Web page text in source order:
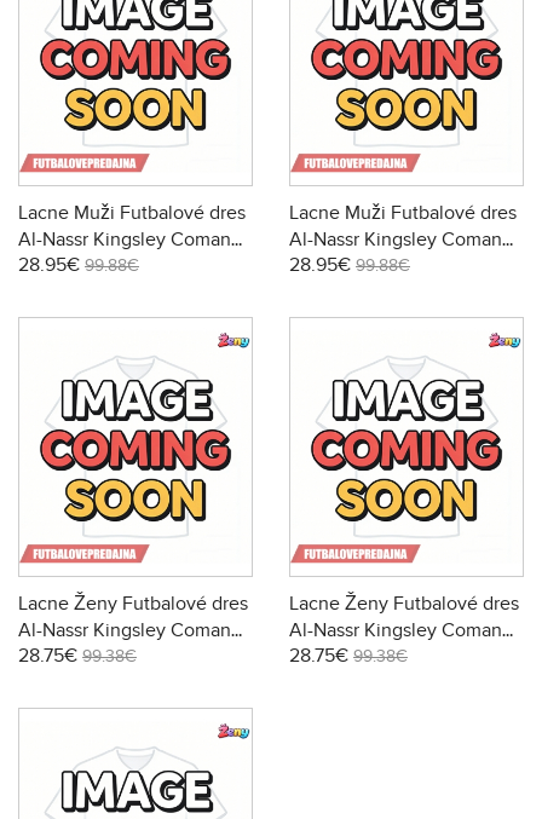
Lacne Muži Futbalové dres
Al-Nassr Kingsley Coman
#21 2025-26 Krátky Rukáv -
28.95€ 99.88€
Lacne Muži Futbalové dres
Al-Nassr Kingsley Coman
#21 2025-26 Krátky Rukáv -
28.95€ 99.88€
Lacne Ženy Futbalové dres
Al-Nassr Kingsley Coman
#21 2025-26 Krátky Rukáv -
28.75€ 99.38€
Lacne Ženy Futbalové dres
Al-Nassr Kingsley Coman
#21 2025-26 Krátky Rukáv -
28.75€ 99.38€